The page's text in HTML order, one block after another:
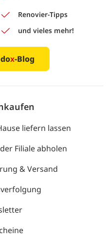
Renovier-Tipps
und vieles mehr!
x-Blog
liefern lassen
Filiale abholen
& Versand